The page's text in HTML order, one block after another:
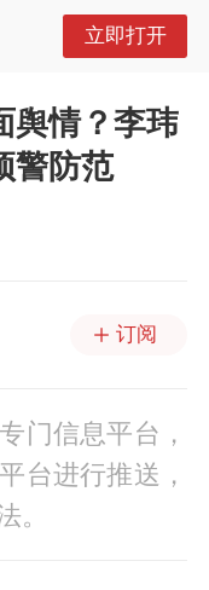
立即打开
舆情？李玮
警防范
订阅
门信息平台，
台进行推送，
。